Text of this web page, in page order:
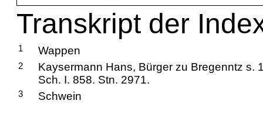
Transkript der
1 Wappen
2
Kaysermann Hans, Bürger zu Bregenntz s.
Sch. I. 858. Stn. 2971.
3 Schwein